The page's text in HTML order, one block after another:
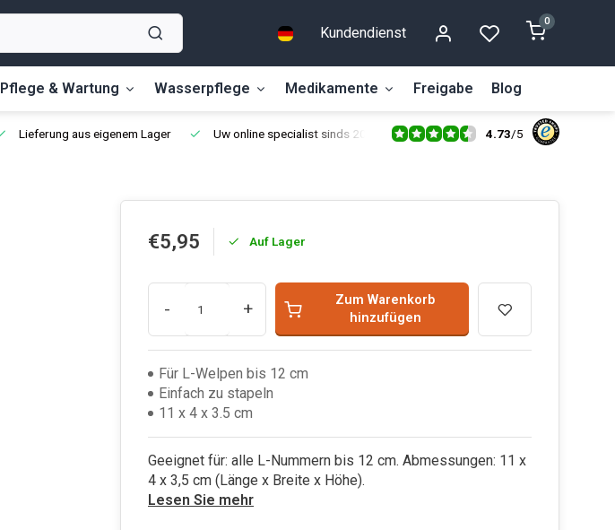
Kundendienst
0
Pflege & Wartung Wasserpflege Medikamente Freigabe Blog
Lieferung aus eigenem Lager Uw online specialist sinds 2014 4.73/5
€5,95 Auf Lager
- +
Zum Warenkorb
hinzufügen
Für L-Welpen bis 12 cm
Einfach zu stapeln
11 x 4 x 3.5 cm
Geeignet für: alle L-Nummern bis 12 cm. Abmessungen: 11 x
4 x 3,5 cm (Länge x Breite x Höhe).
Lesen Sie mehr